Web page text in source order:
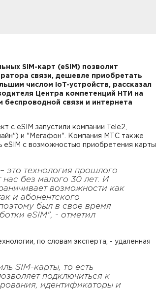
SIM-карт (eSIM) позволит
связи, дешевле приобретать
числом IoT-устройств, рассказал
Центра компетенций НТИ на
беспроводной связи и интернета
с eSIM запустили компании Tele2,
и "Мегафон". Компания МТС также
eSIM с возможностью приобретения карты
это технология прошлого
без малого 30 лет. И
возможности как
и абонентского
был в свое время
eSIM", - отметил
по словам эксперта, - удаленная
SIM-карты, то есть
подключиться к
идентификаторы и